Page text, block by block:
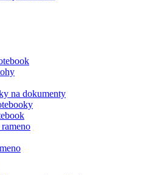
na dokumenty